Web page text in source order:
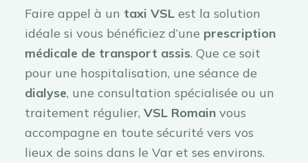
Faire appel à un taxi VSL est la solution
idéale si vous bénéficiez d’une prescription
médicale de transport assis. Que ce soit
pour une hospitalisation, une séance de
dialyse, une consultation spécialisée ou un
traitement régulier, VSL Romain vous
accompagne en toute sécurité vers vos
lieux de soins dans le Var et ses environs.